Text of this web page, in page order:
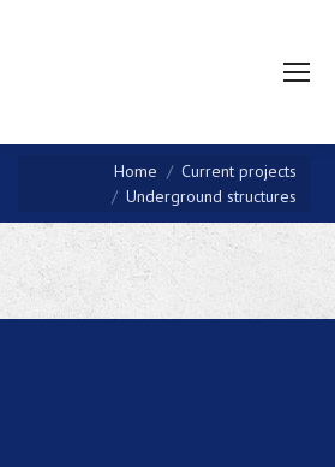
You are here:Home
Current projects
Underground structures